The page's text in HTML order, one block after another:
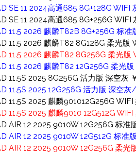
SE 11 2024高通685 8G+128G WIFI
SE 11 2024高通685 8G+256G WIFI
11.5 2026 麒麟T82B 8G+256G 标
11.5 2026 麒麟T82 8G128G 柔光
11.5 2026 麒麟T82 8G256G 柔光
11.5 2026 麒麟T82 12G256G 柔光
11.5S 2025 8G256G 活力版 深空灰
11.5S 2025 12G256G 活力版 深空
11.5S 2025 麒麟901012G256G
11.5S 2025 麒麟9010 12G512G
AIR 12 2025 9010W 12G256G 标
AIR 12 2025 9010W 12G512G 标准
AIR 12 2025 9010W 12G256G 柔